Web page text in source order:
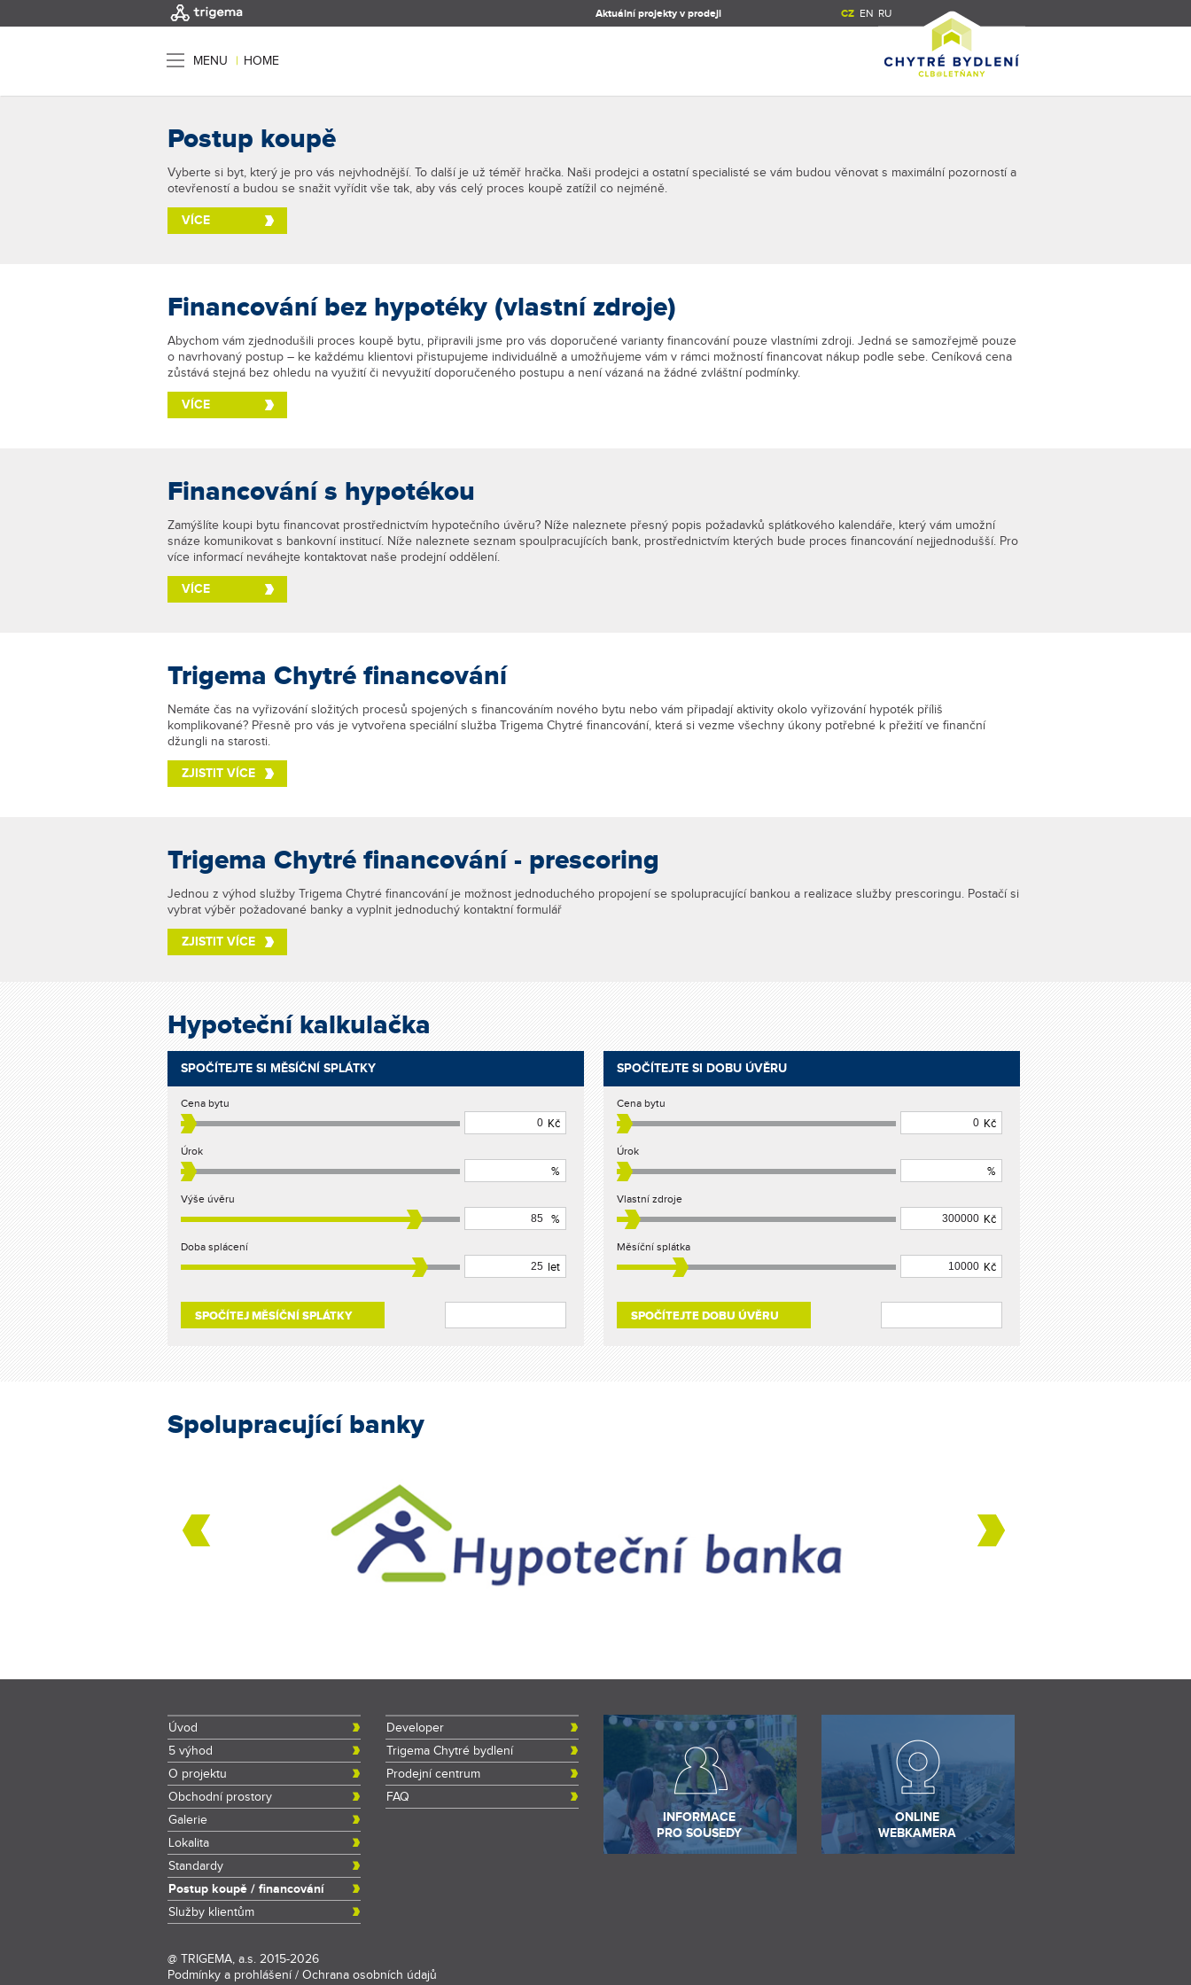
Aktuální projekty v prodeji CZ EN RU
MENU | HOME
Postup koupě
Vyberte si byt, který je pro vás nejvhodnější. To další je už téměř hračka. Naši prodejci a ostatní specialisté se vám budou věnovat s maximální pozorností a
otevřeností a budou se snažit vyřídit vše tak, aby vás celý proces koupě zatížil co nejméně.
VÍCE
Financování bez hypotéky (vlastní zdroje)
Abychom vám zjednodušili proces koupě bytu, připravili jsme pro vás doporučené varianty financování pouze vlastními zdroji. Jedná se samozřejmě pouze
o navrhovaný postup – ke každému klientovi přistupujeme individuálně a umožňujeme vám v rámci možností financovat nákup podle sebe. Ceníková cena
zůstává stejná bez ohledu na využití či nevyužití doporučeného postupu a není vázaná na žádné zvláštní podmínky.
VÍCE
Financování s hypotékou
Zamýšlíte koupi bytu financovat prostřednictvím hypotečního úvěru? Níže naleznete přesný popis požadavků splátkového kalendáře, který vám umožní
snáze komunikovat s bankovní institucí. Níže naleznete seznam spoulpracujících bank, prostřednictvím kterých bude proces financování nejjednodušší. Pro
více informací neváhejte kontaktovat naše prodejní oddělení.
VÍCE
Trigema Chytré financování
Nemáte čas na vyřizování složitých procesů spojených s financováním nového bytu nebo vám připadají aktivity okolo vyřizování hypoték příliš
komplikované? Přesně pro vás je vytvořena speciální služba Trigema Chytré financování, která si vezme všechny úkony potřebné k přežití ve finanční
džungli na starosti.
ZJISTIT VÍCE
Trigema Chytré financování - prescoring
Jednou z výhod služby Trigema Chytré financování je možnost jednoduchého propojení se spolupracující bankou a realizace služby prescoringu. Postačí si
vybrat výběr požadované banky a vyplnit jednoduchý kontaktní formulář
ZJISTIT VÍCE
Hypoteční kalkulačka
SPOČÍTEJTE SI MĚSÍČNÍ SPLÁTKY
Cena bytu
Kč
Úrok
%
Výše úvěru
%
Doba splácení
let
SPOČÍTEJTE SI DOBU ÚVĚRU
Cena bytu
Kč
Úrok
%
Vlastní zdroje
Kč
Měsíční splátka
Kč
Spolupracující banky
Úvod
5 výhod
O projektu
Obchodní prostory
Galerie
Lokalita
Standardy
Postup koupě / financování
Služby klientům
Developer
Trigema Chytré bydlení
Prodejní centrum
FAQ
INFORMACE
PRO SOUSEDY
ONLINE
WEBKAMERA
@ TRIGEMA, a.s.2015-2026
Podmínky a prohlášení/ Ochrana osobních údajů